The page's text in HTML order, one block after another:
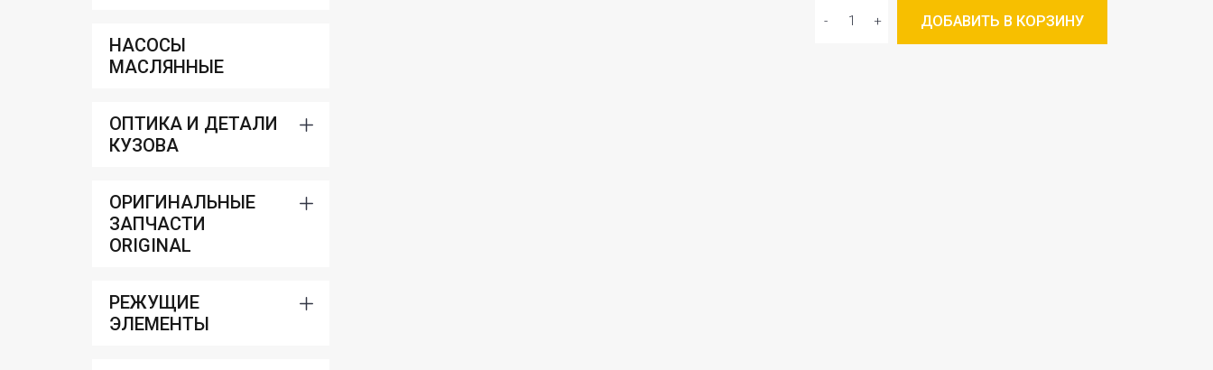
НАСОСЫ
МАСЛЯННЫЕ
ОПТИКА И ДЕТАЛИ
КУЗОВА
ОРИГИНАЛЬНЫЕ
ЗАПЧАСТИ
ORIGINAL
РЕЖУЩИЕ
ЭЛЕМЕНТЫ
ДОБАВИТЬ В КОРЗИНУ